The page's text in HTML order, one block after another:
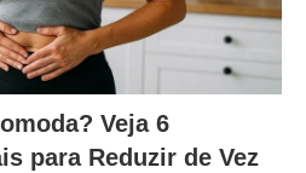
Veja 6
para Reduzir de Vez